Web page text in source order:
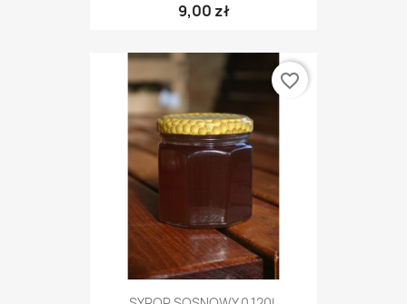
9,00 zł
favorite_border